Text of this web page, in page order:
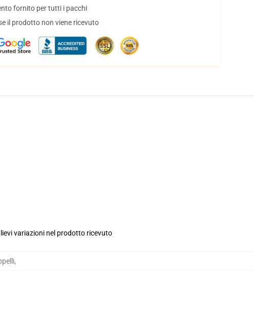
fornito per tutti i pacchi
il prodotto non viene ricevuto
variazioni nel prodotto ricevuto
,